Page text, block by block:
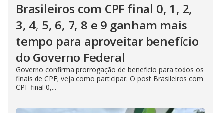
Brasileiros com CPF final 0, 1, 2,
3, 4, 5, 6, 7, 8 e 9 ganham mais
tempo para aproveitar benefício
do Governo Federal
Governo confirma prorrogação de benefício para todos os
finais de CPF; veja como participar. O post Brasileiros com
CPF final 0,...